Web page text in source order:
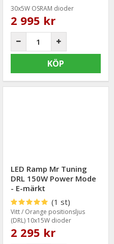
30x5W OSRAM dioder
2 995 kr
KÖP
LED Ramp Mr Tuning
DRL 150W Power Mode
- E-märkt
(1 st)
Vitt / Orange positionsljus
(DRL) 10x15W dioder
2 295 kr